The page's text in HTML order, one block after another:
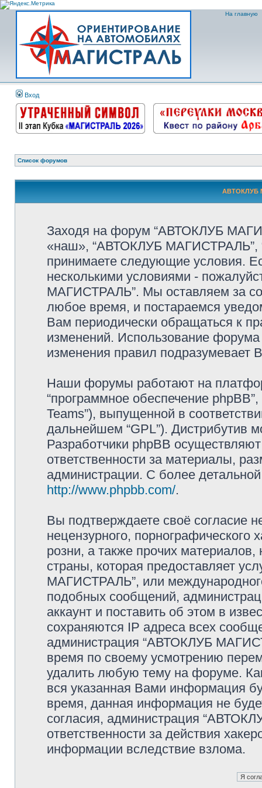
На главную
Вход
Список форумов
АВТОКЛУБ
Заходя на форум “АВТОКЛУБ
«наш», “АВТОКЛУБ МАГИСТРАЛЬ”,
принимаете следующие условия.
несколькими условиями -
МАГИСТРАЛЬ”. Мы оставляем за
любое время, и постараемся
Вам периодически обращаться к
изменений. Использование
изменения правил подразумевает
Наши форумы работают на
“программное обеспечение
Teams”), выпущенной в
дальнейшем “GPL”). Дистрибутив
Разработчики phpBB
ответственности за материалы,
администрации. С более
http://www.phpbb.com/.
Вы подтверждаете своё согласие
нецензурного, порнографического
розни, а также прочих
страны, которая предоставляет
МАГИСТРАЛЬ”, или
подобных сообщений,
аккаунт и поставить об этом в
сохраняются IP адреса всех
администрация “АВТОКЛУБ
время по своему усмотрению
удалить любую тему на форуме.
вся указанная Вами информация
время, данная информация не
согласия, администрация
ответственности за действия
информации вследствие взлома.